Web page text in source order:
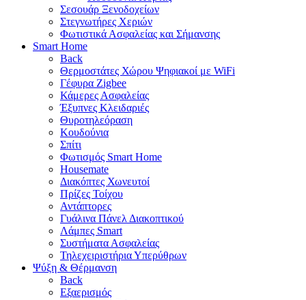
Σεσουάρ Ξενοδοχείων
Στεγνωτήρες Χεριών
Φωτιστικά Ασφαλείας και Σήμανσης
Smart Home
Back
Θερμοστάτες Χώρου Ψηφιακοί με WiFi
Γέφυρα Zigbee
Κάμερες Ασφαλείας
Έξυπνες Κλειδαριές
Θυροτηλεόραση
Κουδούνια
Σπίτι
Φωτισμός Smart Home
Housemate
Διακόπτες Χωνευτοί
Πρίζες Τοίχου
Αντάπτορες
Γυάλινα Πάνελ Διακοπτικού
Λάμπες Smart
Συστήματα Ασφαλείας
Τηλεχειριστήρια Υπερύθρων
Ψύξη & Θέρμανση
Back
Εξαερισμός